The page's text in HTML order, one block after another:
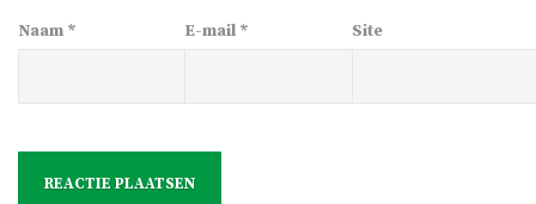
Naam * E-mail * Site